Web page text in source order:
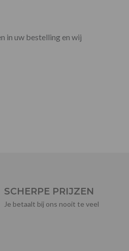
in uw bestelling en wij
SCHERPE PRIJZEN
Je betaalt bij ons nooit te veel